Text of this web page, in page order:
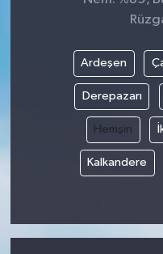
Ardeşen
Derepazarı
Hemşin
Kalkandere